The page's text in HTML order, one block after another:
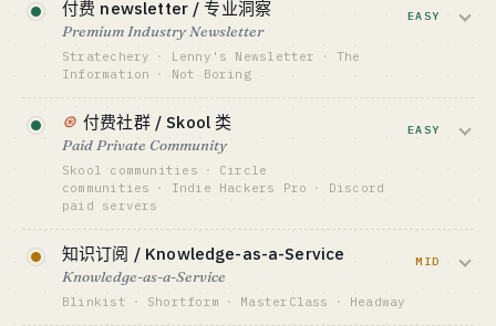
标杆 · BENCHMARK
Reforge $5K/座位 · Maven Andreessen 投资
最适合 · BEST FIT
行业老炮 + 镜头型创作者
查看深度分析 →
资金底线 · CAPITAL
$0-100K
GTM · SALES MOTION
导师自带流量 + LinkedIn / SEO
MentorCruise ~$5M ARR · 单人创始 (估)
最适合 · BEST FIT
PLG 极客 / 社区运营者
付费 newsletter / 专业洞察
Premium Industry Newsletter
Stratechery · Lenny's Newsletter ·
The
Information
· Not Boring
$10-30/月订阅卖深度行业洞察。
Stratechery 单人 ~$5M+ ARR，Lenny 用
free tier + 付费版做到 $1M+。
资金底线 · CAPITAL
GTM · SALES MOTION
Twitter 思想领袖 + 推荐转介绍
Stratechery ~$5M+ ARR · 单人 (估)
EASY
⊛ 付费社群 / Skool 类
Paid Private Community
Skool communities ·
Circle
communities
· Indie Hackers Pro ·
Discord
paid servers
$30-100/月会费做封闭式学习 + 同伴问
答。Skool 上托管的头部社群单个 $1M+
ARR，但流失率是死敌。
EASY
知识订阅 / Knowledge-as-a-Service
Knowledge-as-a-Service
Blinkist · Shortform · MasterClass · Headway
MID